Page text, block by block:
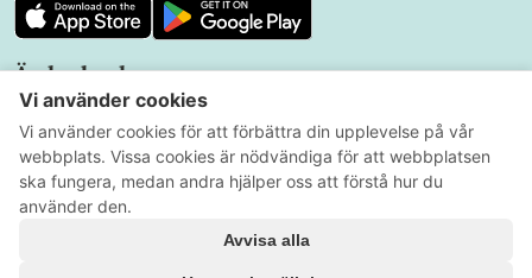
Ändra land
SV
Användarvillkor